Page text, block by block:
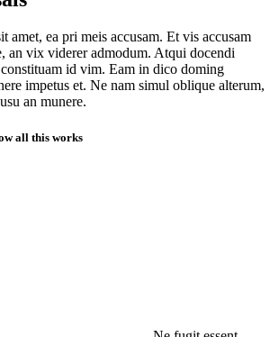
amet, ea pri meis accusam. Et vis accusam
an vix viderer admodum. Atqui docendi
id vim. Eam in dico doming
impetus et. Ne nam simul oblique alterum,
an munere.
all this works